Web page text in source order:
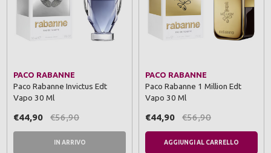
PACO RABANNE
Paco Rabanne Invictus Edt
Vapo 30 Ml
€44,90 €56,90
IN ARRIVO
PACO RABANNE
Paco Rabanne 1 Million Edt
Vapo 30 Ml
€44,90 €56,90
AGGIUNGI AL CARRELLO